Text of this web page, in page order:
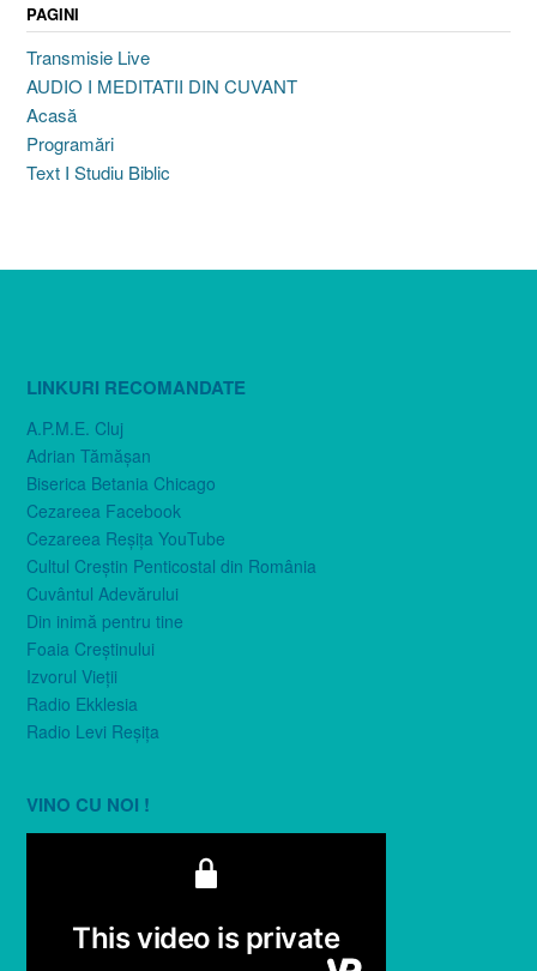
PAGINI
Transmisie Live
AUDIO I MEDITATII DIN CUVANT
Acasă
Programări
Text I Studiu Biblic
LINKURI RECOMANDATE
A.P.M.E. Cluj
Adrian Tămăşan
Biserica Betania Chicago
Cezareea Facebook
Cezareea Reşiţa YouTube
Cultul Creştin Penticostal din România
Cuvântul Adevărului
Din inimă pentru tine
Foaia Creştinului
Izvorul Vieţii
Radio Ekklesia
Radio Levi Reşiţa
VINO CU NOI !